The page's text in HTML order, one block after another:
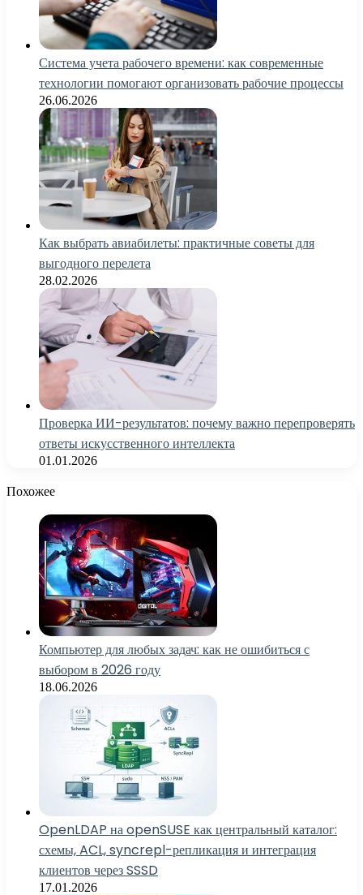
Система учета рабочего времени: как современные
технологии помогают организовать рабочие процессы
26.06.2026
Как выбрать авиабилеты: практичные советы для
выгодного перелета
28.02.2026
Проверка ИИ-результатов: почему важно перепроверять
ответы искусственного интеллекта
01.01.2026
Похожее
Компьютер для любых задач: как не ошибиться с
выбором в 2026 году
18.06.2026
OpenLDAP на openSUSE как центральный каталог:
схемы, ACL, syncrepl-репликация и интеграция
клиентов через SSSD
17.01.2026